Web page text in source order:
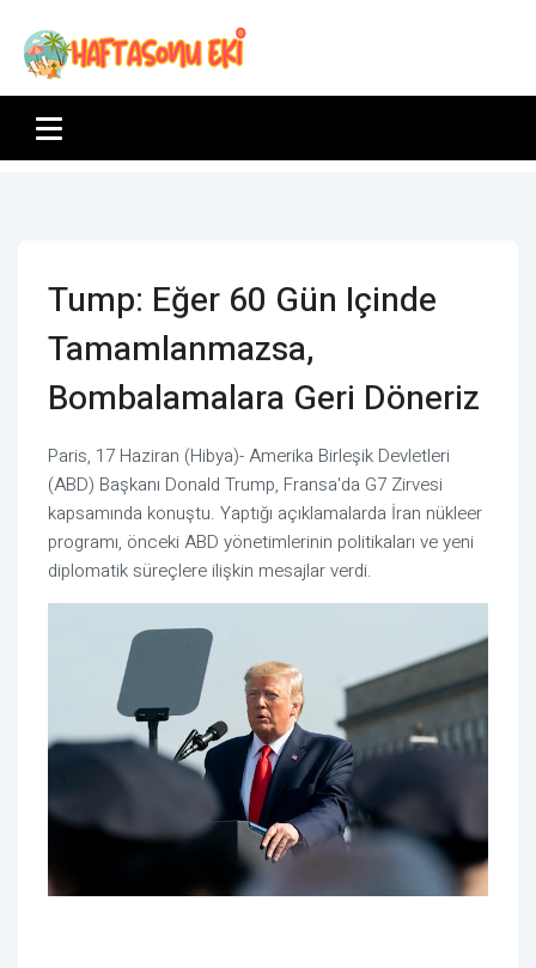
Tump: Eğer 60 Gün Içinde
Tamamlanmazsa,
Bombalamalara Geri Döneriz
Paris, 17 Haziran (Hibya)- Amerika Birleşik Devletleri
(ABD) Başkanı Donald Trump, Fransa'da G7 Zirvesi
kapsamında konuştu. Yaptığı açıklamalarda İran nükleer
programı, önceki ABD yönetimlerinin politikaları ve yeni
diplomatik süreçlere ilişkin mesajlar verdi.